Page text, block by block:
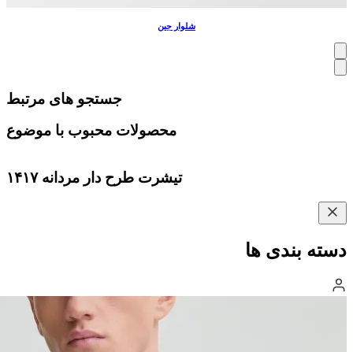
شلوار جین
جستجو های مرتبط
محصولات محبوب با موضوع
تیشرت طرح دار مردانه ۱۴۱۷
دسته بندی ها